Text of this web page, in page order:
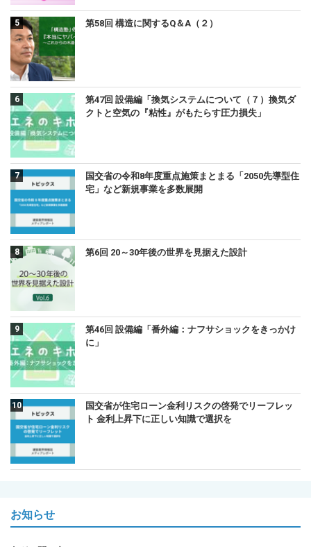
第58回 構造に関するQ＆A（２）
第47回 設備編「換気システムについて（７）換気ダ
クトと空気の『粘性』がもたらす圧力損失」
国交省の令和8年度重点施策まとまる「2050先導型住
宅」など新規事業を多数展開
第6回 20～30年後の世界を見据えた設計
第46回 設備編「番外編：ナフサショックをきっかけ
に」
国交省が住宅ローン金利リスクの啓発でリーフレッ
ト 金利上昇下に正しい知識で選択を
お知らせ